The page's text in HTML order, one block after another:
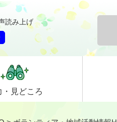
読み上げ
見どころ